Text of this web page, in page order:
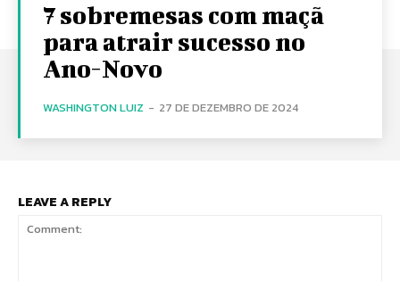
7 sobremesas com maçã
para atrair sucesso no
Ano-Novo
WASHINGTON LUIZ - 27 DE DEZEMBRO DE 2024
LEAVE A REPLY